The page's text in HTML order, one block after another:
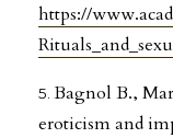
https://
Bagnol B.,
eroticism and